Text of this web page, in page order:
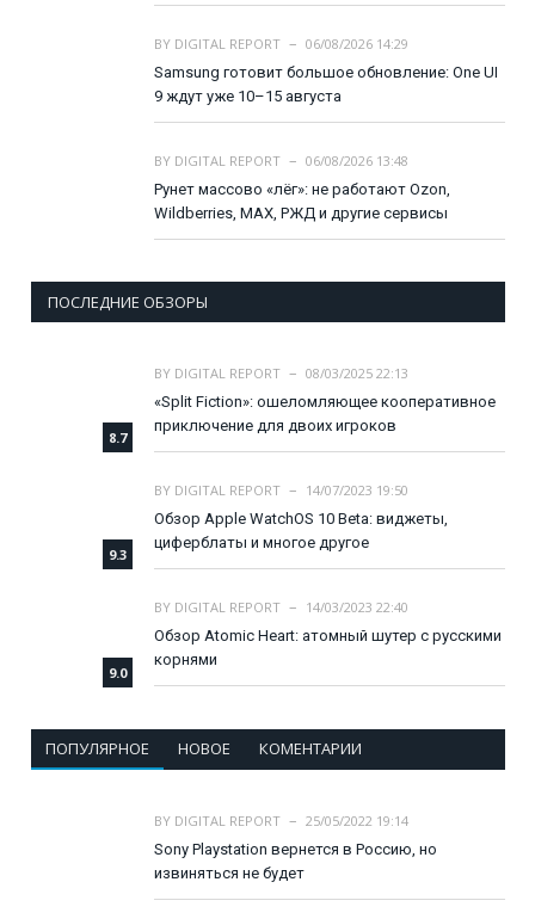
BY DIGITAL REPORT
06/08/2026 14:29
Samsung готовит большое обновление: One UI
9 ждут уже 10–15 августа
BY DIGITAL REPORT
06/08/2026 13:48
Рунет массово «лёг»: не работают Ozon,
Wildberries, MAX, РЖД и другие сервисы
ПОСЛЕДНИЕ ОБЗОРЫ
8.7
BY DIGITAL REPORT
08/03/2025 22:13
«Split Fiction»: ошеломляющее кооперативное
приключение для двоих игроков
9.3
BY DIGITAL REPORT
14/07/2023 19:50
Обзор Apple WatchOS 10 Beta: виджеты,
циферблаты и многое другое
9.0
BY DIGITAL REPORT
14/03/2023 22:40
Обзор Atomic Heart: атомный шутер с русскими
корнями
ПОПУЛЯРНОЕ НОВОЕ КОМЕНТАРИИ
BY DIGITAL REPORT
25/05/2022 19:14
Sony Playstation вернется в Россию, но
извиняться не будет